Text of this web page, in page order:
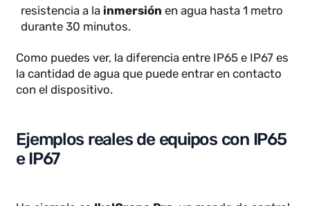
del agua:
IP65: Protección total contra el polvo y
resistencia al agua bajo presión.
resistencia a lainmersiónen agua hasta 1 metro
durante 30 minutos.
la cantidad de agua que puede entrar en contacto